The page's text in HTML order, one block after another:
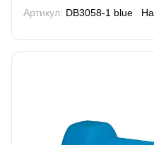
Артикул: DB3058-1 blue